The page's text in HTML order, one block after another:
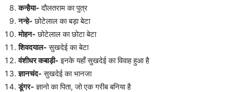
कन्हैया- दौलतराम का पुत्र
नन्हे- छोटेलाल का बड़ा बेटा
मोहन- छोटेलाल का छोटा बेटा
शिवदयाल- सुखदेई का बेटा
वंशीधर कबाड़ी- इनके यहाँ सुखदेई का विवाह हुआ है
ज्ञानचंद- सुखदेई का भानजा
डूंगर- ज्ञानो का पिता, जो एक गरीब बनिया है